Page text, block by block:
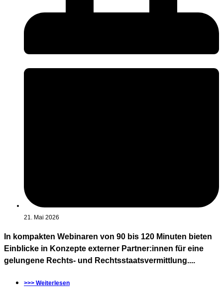
21. Mai 2026
In kompakten Webinaren von 90 bis 120 Minuten bieten
Einblicke in Konzepte externer Partner:innen für eine
gelungene Rechts- und Rechtsstaatsvermittlung....
>>> Weiterlesen